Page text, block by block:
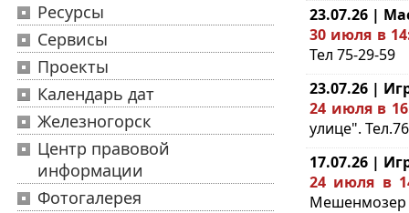
Ресурсы
Сервисы
Проекты
Календарь дат
Железногорск
Центр правовой
информации
Фотогалерея
23.07.26 |
30 июля в
Тел 75-29-59
23.07.26 |
24 июля в
улице".
17.07.26 |
24 июля в
Мешенмозер